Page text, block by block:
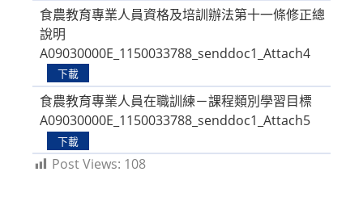
食農教育專業人員資格及培訓辦法第十一條修正總
說明
A09030000E_1150033788_senddoc1_Attach4
下載
食農教育專業人員在職訓練－課程類別學習目標
A09030000E_1150033788_senddoc1_Attach5
下載
Post Views: 108